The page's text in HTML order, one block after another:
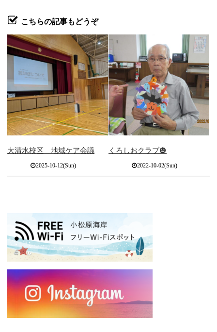
こちらの記事もどうぞ
大清水校区 地域ケア会議
2025-10-12(Sun)
くろしおクラブ🎃
2022-10-02(Sun)